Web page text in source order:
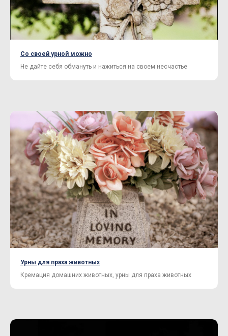
Со своей урной можно
Не дайте себя обмануть и нажиться на своем несчастье
Урны для праха животных
Кремация домашних животных, урны для праха животных
Нужна помощь с выбором?
Поможем с выбором и организуем
доставку по нужному адресу.